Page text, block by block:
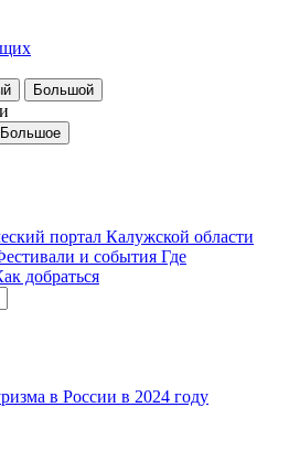
Большой
Большое
и события Где
добраться
в России в 2024 году